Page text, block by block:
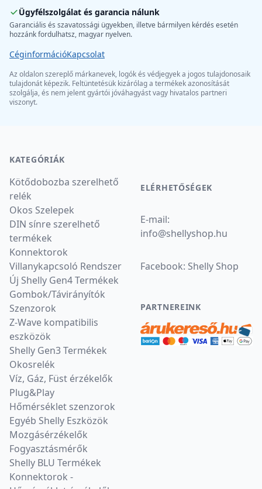
Ügyfélszolgálat és garancia nálunk
Garanciális és szavatossági ügyekben, illetve bármilyen kérdés esetén
hozzánk fordulhatsz, magyar nyelven.
CéginformációKapcsolat
Az oldalon szereplő márkanevek, logók és védjegyek a jogos tulajdonosaik
tulajdonát képezik. Feltüntetésük kizárólag a termékek azonosítását
szolgálja, és nem jelent gyártói jóváhagyást vagy hivatalos partneri
viszonyt.
KATEGÓRIÁK
Kötődobozba szerelhető
relék
Okos Szelepek
DIN sínre szerelhető
termékek
Konnektorok
Villanykapcsoló Rendszer
Új Shelly Gen4 Termékek
Gombok/Távirányítók
Szenzorok
Z-Wave kompatibilis
eszközök
Shelly Gen3 Termékek
Okosrelék
Víz, Gáz, Füst érzékelők
Plug&Play
Hőmérséklet szenzorok
Egyéb Shelly Eszközök
Mozgásérzékelők
Fogyasztásmérők
Shelly BLU Termékek
Konnektorok -
ELÉRHETŐSÉGEK
E-mail:
info@shellyshop.hu
Facebook: Shelly Shop
PARTNEREINK